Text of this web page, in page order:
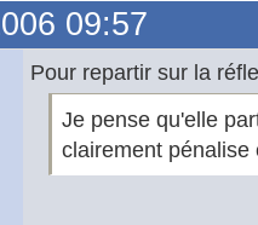
09:57
Pour repartir sur la
Je pense qu'elle
clairement